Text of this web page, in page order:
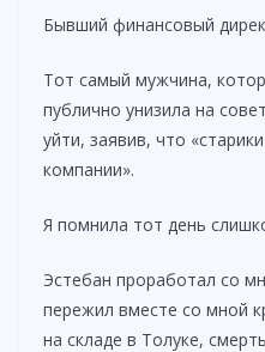
Бывший финансовый
Тот самый мужчина,
публично унизила на
уйти, заявив, что
компании».
Я помнила тот день
Эстебан проработал со
пережил вместе со мной
на складе в Толуке,